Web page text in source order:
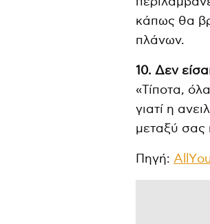
κάπως θα
πλάνων.
10. Δεν
«Τίποτα,
γιατί η
μεταξύ σας
Πηγή: